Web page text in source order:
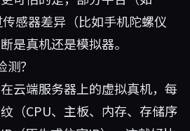
感器差异（比如手机陀螺仪
是真机还是模拟器。
？
云端服务器上的虚拟真机，每
（CPU、主板、内存、存储序